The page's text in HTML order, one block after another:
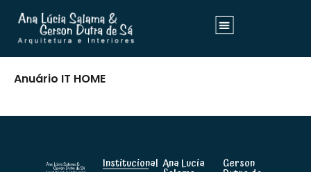
Anuário IT HOME
Institucional Ana Lucia Gerson